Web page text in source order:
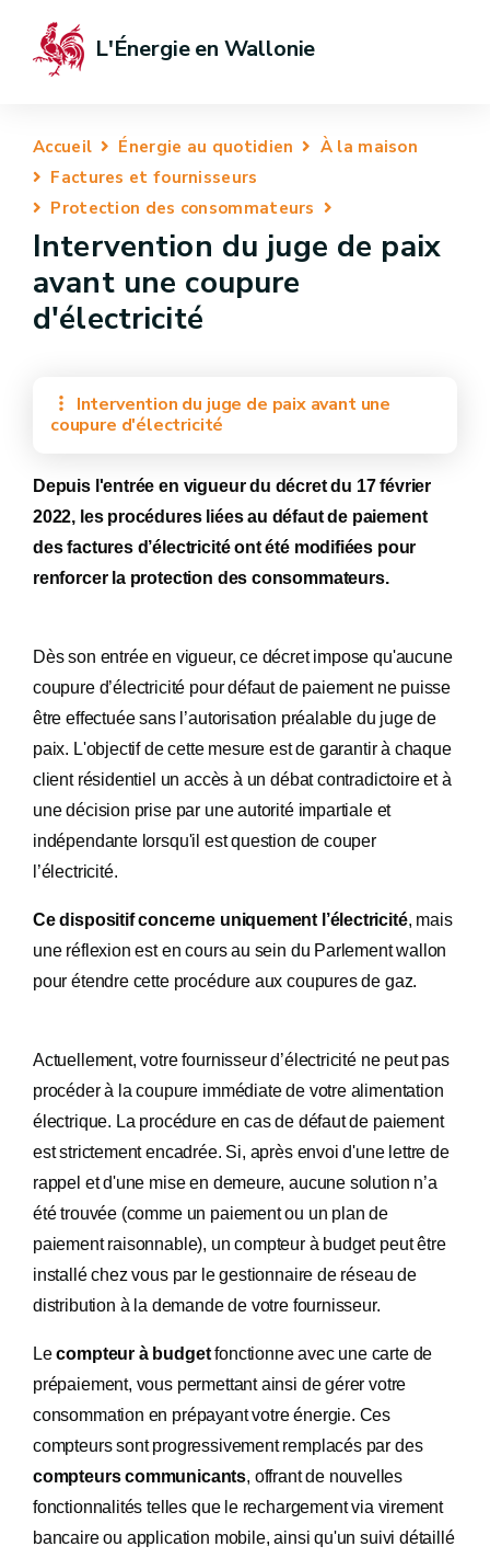
L'Énergie en Wallonie
Accueil Énergie au quotidien
À la maison
Factures et fournisseurs
Protection des consommateurs
Intervention du juge de paix
avant une coupure
d'électricité
Intervention du juge de paix avant une
coupure d'électricité
Depuis l'entrée en vigueur du décret du 17 février
2022, les procédures liées au défaut de paiement
des factures d’électricité ont été modifiées pour
renforcer la protection des consommateurs.
Dès son entrée en vigueur, ce décret impose qu'aucune
coupure d’électricité pour défaut de paiement ne puisse
être effectuée sans l’autorisation préalable du juge de
paix. L'objectif de cette mesure est de garantir à chaque
client résidentiel un accès à un débat contradictoire et à
une décision prise par une autorité impartiale et
indépendante lorsqu'il est question de couper
l’électricité.
Ce dispositif concerne uniquement l’électricité, mais
une réflexion est en cours au sein du Parlement wallon
pour étendre cette procédure aux coupures de gaz.
Actuellement, votre fournisseur d’électricité ne peut pas
procéder à la coupure immédiate de votre alimentation
électrique. La procédure en cas de défaut de paiement
est strictement encadrée. Si, après envoi d'une lettre de
rappel et d'une mise en demeure, aucune solution n’a
été trouvée (comme un paiement ou un plan de
paiement raisonnable), un compteur à budget peut être
installé chez vous par le gestionnaire de réseau de
distribution à la demande de votre fournisseur.
Lecompteur à budgetfonctionne avec une carte de
prépaiement, vous permettant ainsi de gérer votre
consommation en prépayant votre énergie. Ces
compteurs sont progressivement remplacés par des
compteurs communicants, offrant de nouvelles
fonctionnalités telles que le rechargement via virement
bancaire ou application mobile, ainsi qu'un suivi détaillé